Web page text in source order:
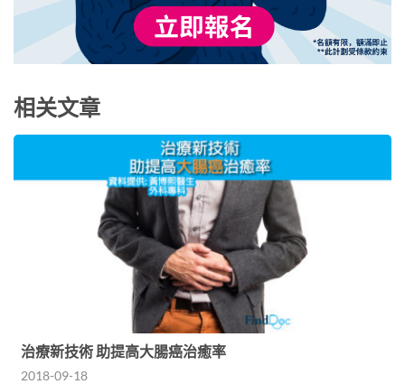
相关文章
治療新技術 助提高大腸癌治癒率
2018-09-18